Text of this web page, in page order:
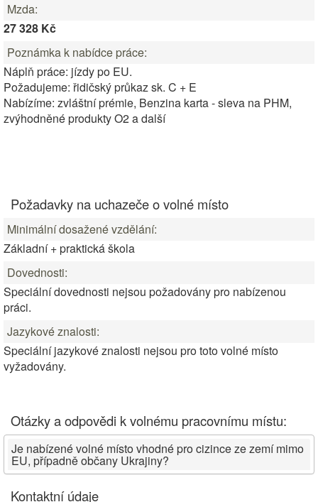
Mzda:
27 328 Kč
Poznámka k nabídce práce:
Náplň práce: jízdy po EU.
Požadujeme: řidičský průkaz sk. C + E
Nabízíme: zvláštní prémie, Benzina karta - sleva na PHM,
zvýhodněné produkty O2 a další
Požadavky na uchazeče o volné místo
Minimální dosažené vzdělání:
Základní + praktická škola
Dovednosti:
Speciální dovednosti nejsou požadovány pro nabízenou
práci.
Jazykové znalosti:
Speciální jazykové znalosti nejsou pro toto volné místo
vyžadovány.
Otázky a odpovědi k volnému pracovnímu místu:
Je nabízené volné místo vhodné pro cizince ze zemí mimo
EU, případně občany Ukrajiny?
Kontaktní údaje